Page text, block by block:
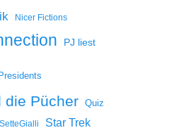
Nicer Fictions
PJ liest
Presidents
die Pücher Quiz
SetteGialli Star Trek